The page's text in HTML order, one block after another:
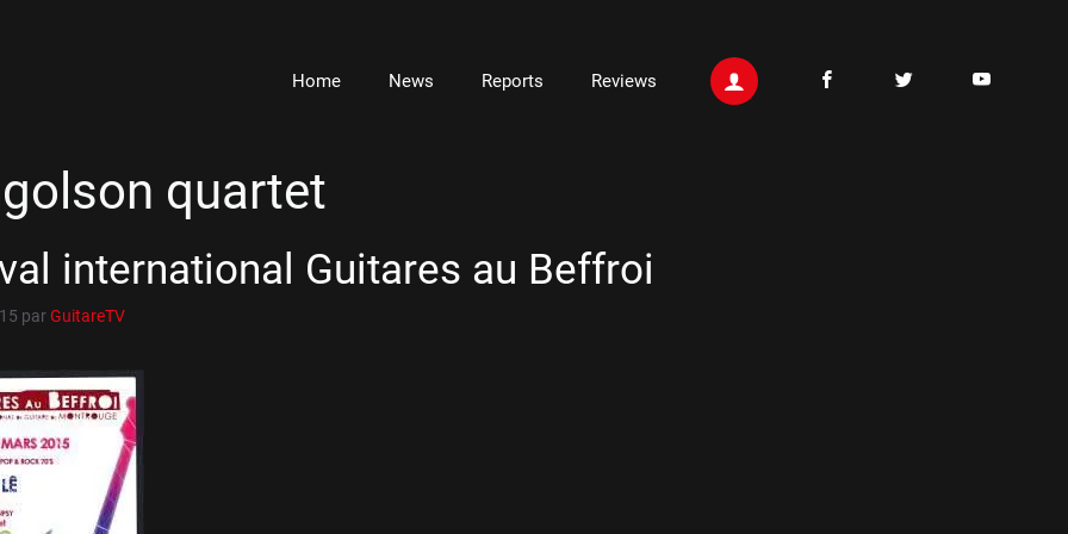
Home News Reports Reviews
quartet
international Guitares au Beffroi
parGuitareTV